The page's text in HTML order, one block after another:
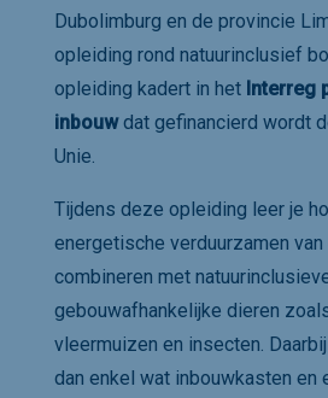
Dubolimburg en de provincie
opleiding rond natuurinclusief
opleiding kadert in het Interreg
inbouwdat gefinancierd wordt
Unie.
Tijdens deze opleiding leer je
energetische verduurzamen
combineren met
gebouwafhankelijke dieren
vleermuizen en insecten.
dan enkel wat inbouwkasten en